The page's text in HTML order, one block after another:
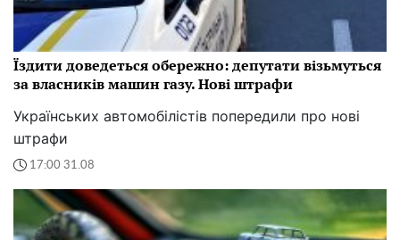
Їздити доведеться обережно: депутати візьмуться
за власників машин газу. Нові штрафи
Українських автомобілістів попередили про нові
штрафи
17:00 31.08